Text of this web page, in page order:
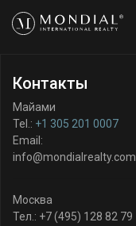
Контакты
Майами
Tel.: +1 305 201 0007
Email:
info@mondialrealty.com
Москва
Тел.: +7 (495) 128 82 79